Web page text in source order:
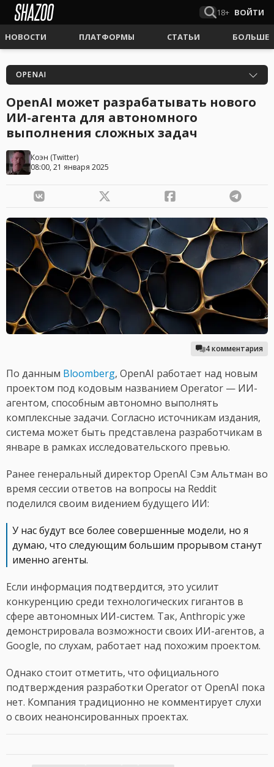
18+ ВОЙТИ
НОВОСТИ ПЛАТФОРМЫ СТАТЬИ БОЛЬШЕ
OPENAI
OpenAI может разрабатывать нового
ИИ-агента для автономного
выполнения сложных задач
Коэн (Twitter)
08:00, 21 января 2025
4 комментария
По данным Bloomberg, OpenAI работает над новым
проектом под кодовым названием Operator — ИИ-
агентом, способным автономно выполнять
комплексные задачи. Согласно источникам издания,
система может быть представлена разработчикам в
январе в рамках исследовательского превью.
Ранее генеральный директор OpenAI Сэм Альтман во
время сессии ответов на вопросы на Reddit
поделился своим видением будущего ИИ:
У нас будут все более совершенные модели, но я
думаю, что следующим большим прорывом станут
именно агенты.
Если информация подтвердится, это усилит
конкуренцию среди технологических гигантов в
сфере автономных ИИ-систем. Так, Anthropic уже
демонстрировала возможности своих ИИ-агентов, а
Google, по слухам, работает над похожим проектом.
Однако стоит отметить, что официального
подтверждения разработки Operator от OpenAI пока
нет. Компания традиционно не комментирует слухи
о своих неанонсированных проектах.